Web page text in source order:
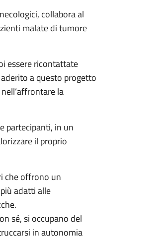
collabora al
malate di tumore
essere ricontattate
a questo progetto
la
partecipanti, in un
il proprio
che offrono un
adatti alle
sé, si occupano del
in autonomia